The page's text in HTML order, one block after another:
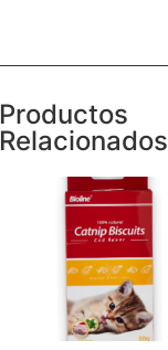
Productos
Relacionados